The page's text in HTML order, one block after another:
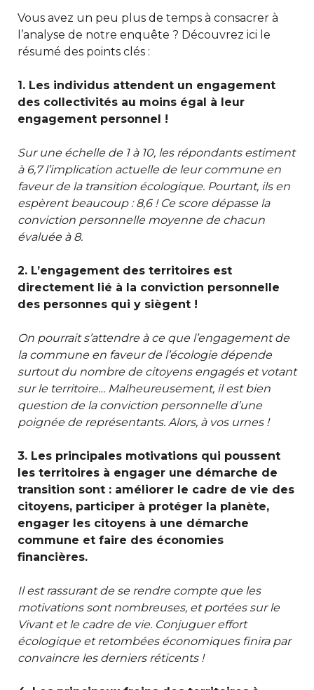
Vous avez un peu plus de temps à consacrer à
l’analyse de notre enquête ? Découvrez ici le
résumé des points clés :
1. Les individus attendent un engagement
des collectivités au moins égal à leur
engagement personnel !
Sur une échelle de 1 à 10, les répondants estiment
à 6,7l’implication actuelle de leur communeen
faveur de la transition écologique. Pourtant, ils en
espèrent beaucoup : 8,6! Ce score dépasse la
conviction personnellemoyenne de chacun
évaluée à 8.
2. L’engagement des territoires est
directement lié à la conviction personnelle
des personnes qui y siègent !
On pourrait s’attendre à ce que l’engagement de
la commune en faveur de l’écologie dépende
surtout du nombre de citoyens engagés et votant
sur le territoire… Malheureusement, il est bien
question de la conviction personnelle d’une
poignée de représentants. Alors, à vos urnes !
3. Les principales motivations qui poussent
les territoires à engager une démarche de
transition sont : améliorer le cadre de vie des
citoyens, participer à protéger la planète,
engager les citoyens à une démarche
commune et faire des économies
financières.
Il est rassurant de se rendre compte que les
motivations sont nombreuses, et portées sur le
Vivant et le cadre de vie. Conjuguer effort
écologique et retombées économiques finira par
convaincre les derniers réticents !